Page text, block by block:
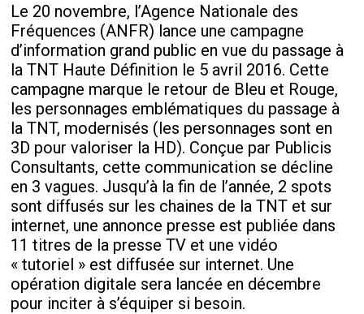
Le 20 novembre, l’Agence Nationale des
Fréquences (ANFR) lance une campagne
d’information grand public en vue du passage à
la TNT Haute Définition le 5 avril 2016. Cette
campagne marque le retour de Bleu et Rouge,
les personnages emblématiques du passage à
la TNT, modernisés (les personnages sont en
3D pour valoriser la HD). Conçue par Publicis
Consultants, cette communication se décline
en 3 vagues. Jusqu’à la fin de l’année, 2 spots
sont diffusés sur les chaines de la TNT et sur
internet, une annonce presse est publiée dans
11 titres de la presse TV et une vidéo
« tutoriel » est diffusée sur internet. Une
opération digitale sera lancée en décembre
pour inciter à s’équiper si besoin.